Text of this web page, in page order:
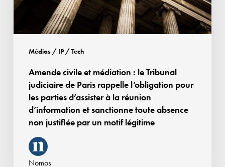
Médias / IP / Tech
de
rappelle
l’obligation
parties
d’assister
réunion
d’information
Amende civile et médiation : le Tribunal
judiciaire de Paris rappelle l’obligation pour
les parties d’assister à la réunion
d’information et sanctionne toute absence
non justifiée par un motif légitime
Nomos